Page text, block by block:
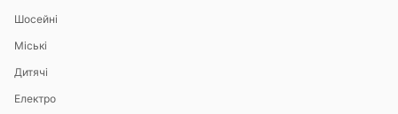
Шосейні
Міські
Дитячі
Електро